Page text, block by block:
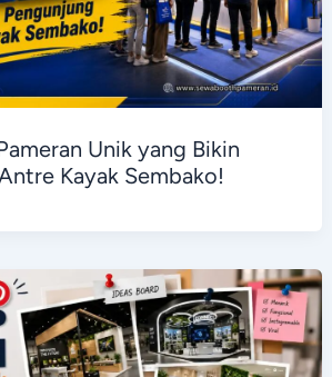
Unik yang Bikin
Kayak Sembako!